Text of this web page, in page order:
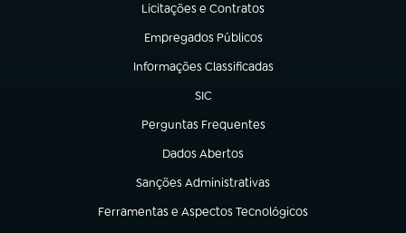
Licitações e Contratos
(abre em nova aba)
Empregados Públicos
(abre em nova aba)
Informações Classificadas
(abre em nova aba)
SIC
(abre em nova aba)
Perguntas Frequentes
(abre em nova aba)
Dados Abertos
(abre em nova aba)
Sanções Administrativas
(abre em nova aba)
Ferramentas e Aspectos Tecnológicos
(abre em nova aba)